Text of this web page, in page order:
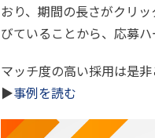
おり、期間の長さがクリ
びていることから、応募
マッチ度の高い採用は是
▶事例を読む